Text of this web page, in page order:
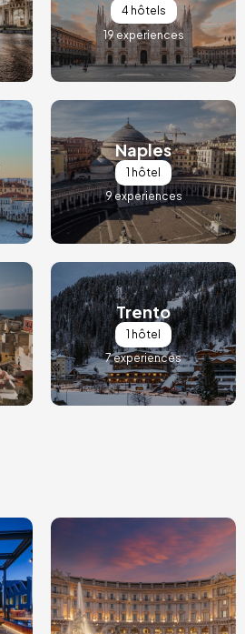
4 hôtels
19 experiences
Image
Naples
1 hôtel
9 experiences
Image
Trento
1 hôtel
7 experiences
Image